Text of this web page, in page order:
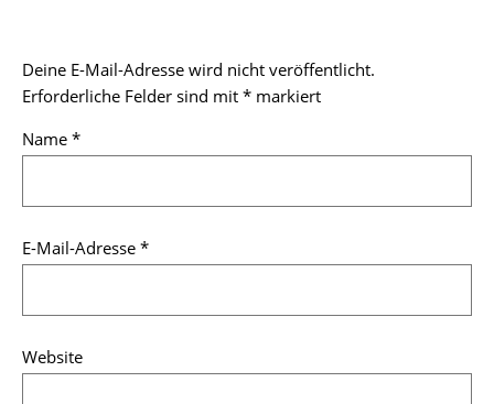
Deine E-Mail-Adresse wird nicht veröffentlicht.
Erforderliche Felder sind mit * markiert
Name *
E-Mail-Adresse *
Website